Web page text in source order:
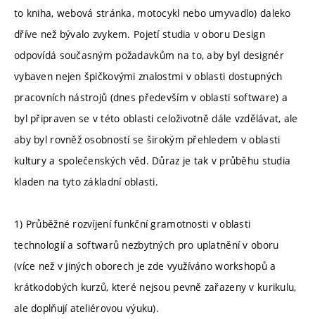
to kniha, webová stránka, motocykl nebo umyvadlo) daleko
dříve než bývalo zvykem. Pojetí studia v oboru Design
odpovídá současným požadavkům na to, aby byl designér
vybaven nejen špičkovými znalostmi v oblasti dostupných
pracovních nástrojů (dnes především v oblasti software) a
byl připraven se v této oblasti celoživotně dále vzdělávat, ale
aby byl rovněž osobností se širokým přehledem v oblasti
kultury a společenských věd. Důraz je tak v průběhu studia
kladen na tyto základní oblasti.
1) Průběžné rozvíjení funkční gramotnosti v oblasti
technologií a softwarů nezbytných pro uplatnění v oboru
(více než v jiných oborech je zde využíváno workshopů a
krátkodobých kurzů, které nejsou pevně zařazeny v kurikulu,
ale doplňují ateliérovou výuku).